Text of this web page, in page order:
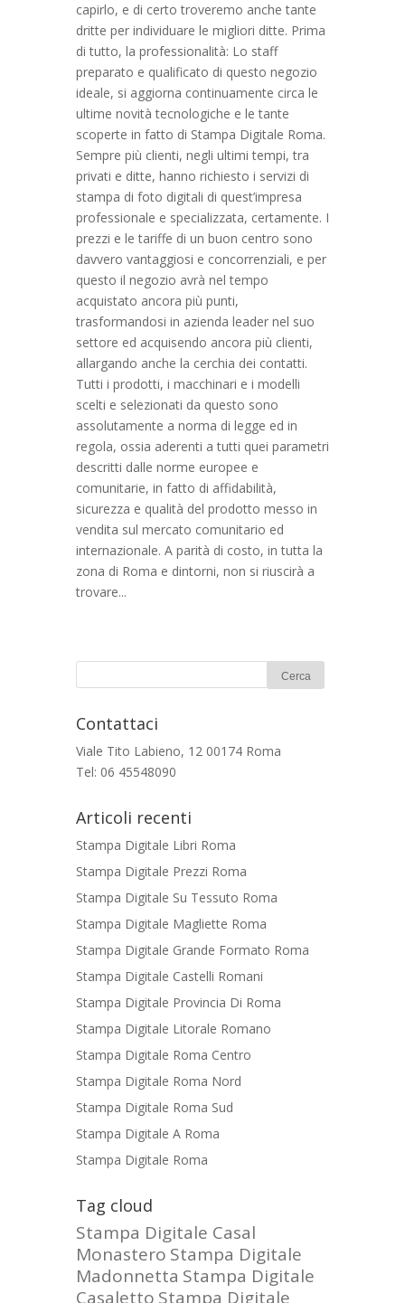
capirlo, e di certo troveremo anche tante
dritte per individuare le migliori ditte. Prima
di tutto, la professionalità: Lo staff
preparato e qualificato di questo negozio
ideale, si aggiorna continuamente circa le
ultime novità tecnologiche e le tante
scoperte in fatto di Stampa Digitale Roma.
Sempre più clienti, negli ultimi tempi, tra
privati e ditte, hanno richiesto i servizi di
stampa di foto digitali di quest’impresa
professionale e specializzata, certamente. I
prezzi e le tariffe di un buon centro sono
davvero vantaggiosi e concorrenziali, e per
questo il negozio avrà nel tempo
acquistato ancora più punti,
trasformandosi in azienda leader nel suo
settore ed acquisendo ancora più clienti,
allargando anche la cerchia dei contatti.
Tutti i prodotti, i macchinari e i modelli
scelti e selezionati da questo sono
assolutamente a norma di legge ed in
regola, ossia aderenti a tutti quei parametri
descritti dalle norme europee e
comunitarie, in fatto di affidabilità,
sicurezza e qualità del prodotto messo in
vendita sul mercato comunitario ed
internazionale. A parità di costo, in tutta la
zona di Roma e dintorni, non si riuscirà a
trovare...
Contattaci
Viale Tito Labieno, 12 00174 Roma
Tel: 06 45548090
Articoli recenti
Stampa Digitale Libri Roma
Stampa Digitale Prezzi Roma
Stampa Digitale Su Tessuto Roma
Stampa Digitale Magliette Roma
Stampa Digitale Grande Formato Roma
Stampa Digitale Castelli Romani
Stampa Digitale Provincia Di Roma
Stampa Digitale Litorale Romano
Stampa Digitale Roma Centro
Stampa Digitale Roma Nord
Stampa Digitale Roma Sud
Stampa Digitale A Roma
Stampa Digitale Roma
Tag cloud
Stampa Digitale Casal
Monastero Stampa Digitale
Madonnetta Stampa Digitale
Casaletto Stampa Digitale